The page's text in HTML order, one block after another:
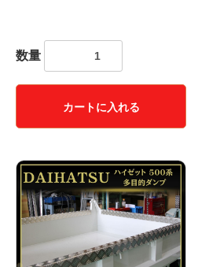
数量
カートに入れる